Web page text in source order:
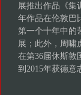
展推出作品《集
年作品在伦敦巴
第一个十年中的
展；此外，周啸
在第36届休斯敦
到2015年获德意